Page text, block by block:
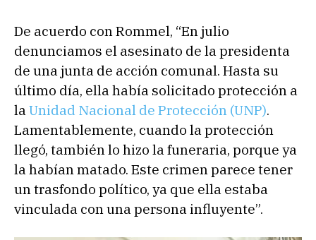
De acuerdo con Rommel, “En julio
denunciamos el asesinato de la presidenta
de una junta de acción comunal. Hasta su
último día, ella había solicitado protección a
la Unidad Nacional de Protección (UNP).
Lamentablemente, cuando la protección
llegó, también lo hizo la funeraria, porque ya
la habían matado. Este crimen parece tener
un trasfondo político, ya que ella estaba
vinculada con una persona influyente”.